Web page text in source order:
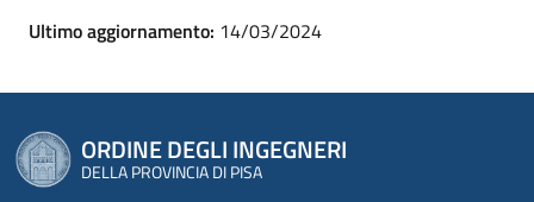
Ultimo aggiornamento: 14/03/2024
ORDINE DEGLI INGEGNERI
DELLA PROVINCIA DI PISA